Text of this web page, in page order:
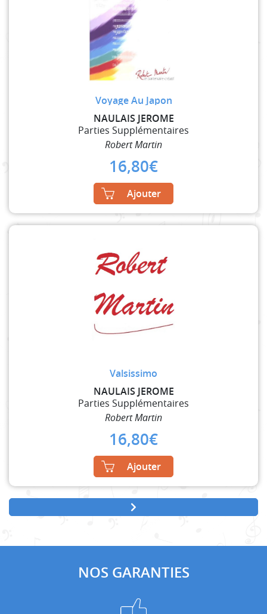
Voyage Au Japon
NAULAIS JEROME
Parties Supplémentaires
Robert Martin
16,80€
Ajouter
Valsissimo
NAULAIS JEROME
Parties Supplémentaires
Robert Martin
16,80€
Ajouter
NOS GARANTIES